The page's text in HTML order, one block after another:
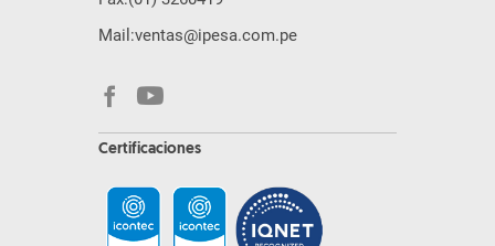
Mail:ventas@ipesa.com.pe
Certificaciones